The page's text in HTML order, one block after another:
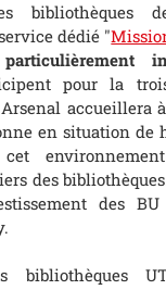
bibliothèques
dédié "
particulièrement
pour la
accueillera
en situation de
cet
des
des
bibliothèques